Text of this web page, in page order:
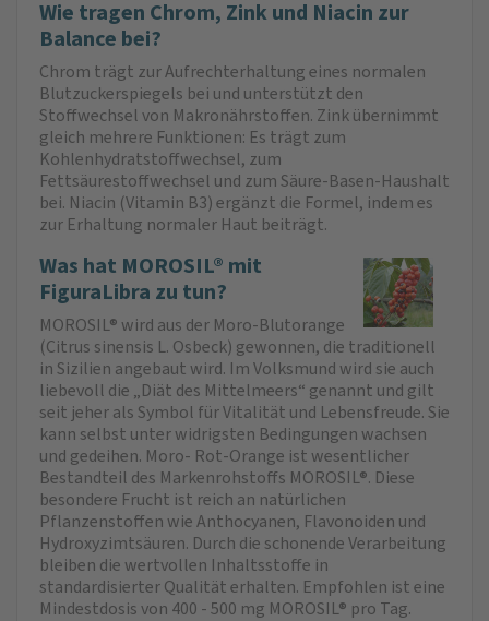
Wie tragen Chrom, Zink und Niacin zur
Balance bei?
Chrom trägt zur Aufrechterhaltung eines normalen
Blutzuckerspiegels bei und unterstützt den
Stoffwechsel von Makronährstoffen. Zink übernimmt
gleich mehrere Funktionen: Es trägt zum
Kohlenhydratstoffwechsel, zum
Fettsäurestoffwechsel und zum Säure-Basen-Haushalt
bei. Niacin (Vitamin B3) ergänzt die Formel, indem es
zur Erhaltung normaler Haut beiträgt.
Was hat MOROSIL® mit
FiguraLibra zu tun?
MOROSIL® wird aus der Moro-Blutorange
(Citrus sinensis L. Osbeck) gewonnen, die traditionell
in Sizilien angebaut wird. Im Volksmund wird sie auch
liebevoll die „Diät des Mittelmeers“ genannt und gilt
seit jeher als Symbol für Vitalität und Lebensfreude. Sie
kann selbst unter widrigsten Bedingungen wachsen
und gedeihen. Moro- Rot-Orange ist wesentlicher
Bestandteil des Mar­kenrohstoffs MOROSIL®. Diese
besondere Frucht ist reich an natürlichen
Pflanzenstoffen wie Anthocyanen, Flavonoiden und
Hydroxyzimtsäuren. Durch die schonende Verarbeitung
bleiben die wertvollen Inhaltsstoffe in
standardisierter Qualität erhalten. Empfohlen ist eine
Mindestdosis von 400 - 500 mg MOROSIL® pro Tag.